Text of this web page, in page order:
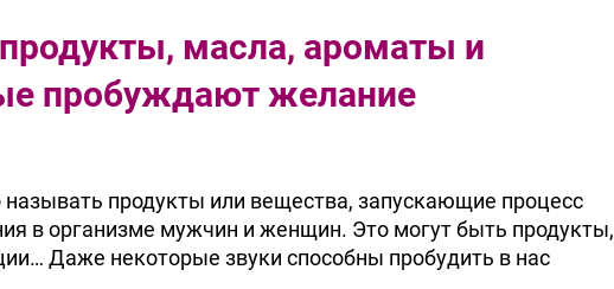
масла, ароматы и
пробуждают желание
продукты или вещества, запускающие процеcc
в организме мужчин и женщин. Это могут быть продукты,
Даже некоторые звуки способны пробудить в нас